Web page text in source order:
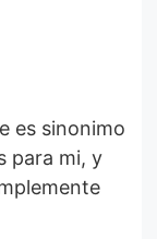
para mi, y